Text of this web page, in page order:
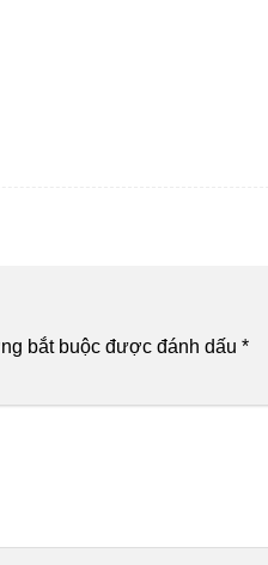
bắt buộc được đánh dấu *